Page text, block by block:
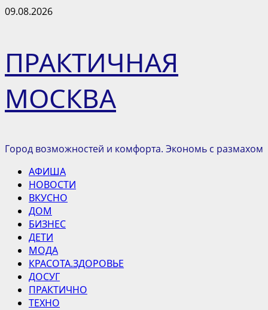
Перейти
09.08.2026
ПРАКТИЧНАЯ
МОСКВА
Город возможностей и комфорта. Экономь с размахом
Основное
меню
АФИША
НОВОСТИ
ВКУСНО
ДОМ
БИЗНЕС
ДЕТИ
МОДА
КРАСОТА.ЗДОРОВЬЕ
ДОСУГ
ПРАКТИЧНО
ТЕХНО